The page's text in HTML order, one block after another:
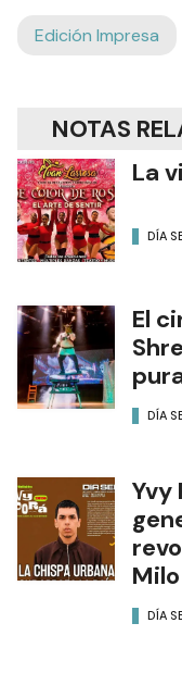
Edición Impresa
NOTAS
La
DÍA
El
DÍA
Yvy
DÍA